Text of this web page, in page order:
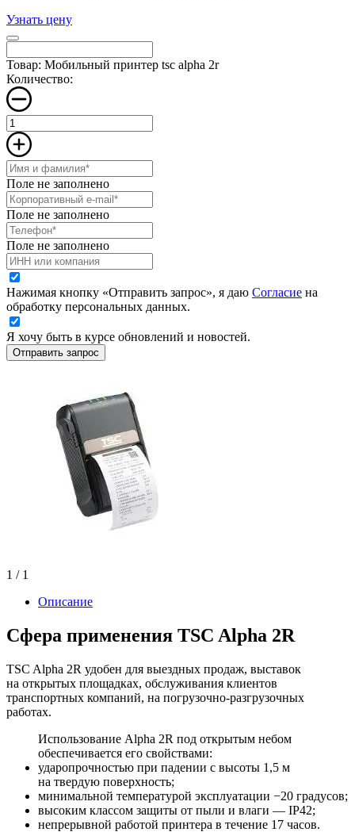
Узнать цену
Товар: Мобильный принтер tsc alpha 2r
Количество:
Поле не заполнено
Поле не заполнено
Поле не заполнено
Нажимая кнопку «Отправить запрос», я даю Согласие на
обработку персональных данных.
Я хочу быть в курсе обновлений и новостей.
Отправить запрос
1 / 1
Описание
Сфера применения TSC Alpha 2R
TSC Alpha 2R удобен для выездных продаж, выставок
на открытых площадках, обслуживания клиентов
транспортных компаний, на погрузочно-разгрузочных
работах.
Использование Alpha 2R под открытым небом
обеспечивается его свойствами:
ударопрочностью при падении с высоты 1,5 м
на твердую поверхность;
минимальной температурой эксплуатации −20 градусов;
высоким классом защиты от пыли и влаги — IP42;
непрерывной работой принтера в течение 17 часов.